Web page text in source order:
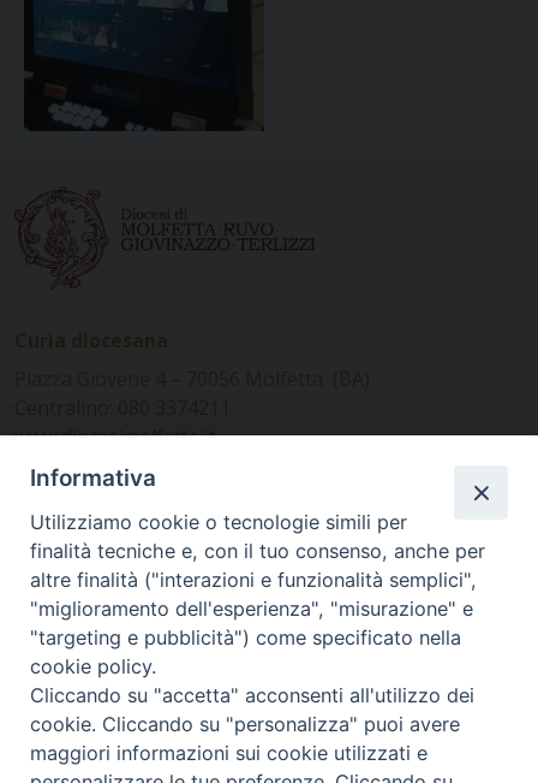
www.diocesimolfetta.it –
diocesimolfetta@pec.chiesacattolica.it
Ufficio Comunicazioni sociali
Piazza Giovene 4 – 70056 Molfetta (BA)
comunicazionisociali@diocesimolfetta.it
SEGUICI SU
Facebook
Instagram
X YouTube
Feed
Informativa
Utilizziamo cookie o tecnologie simili per
finalità tecniche e, con il tuo consenso, anche per
altre finalità ("interazioni e funzionalità semplici",
"miglioramento dell'esperienza", "misurazione" e
"targeting e pubblicità") come specificato nella
cookie policy.
Cliccando su "accetta" acconsenti all'utilizzo dei
cookie. Cliccando su "personalizza" puoi avere
maggiori informazioni sui cookie utilizzati e